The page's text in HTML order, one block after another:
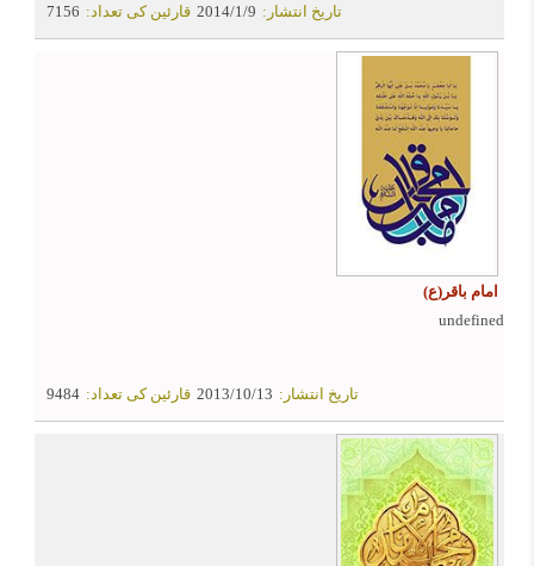
7156 قارئین کی تعداد: 2014/1/9 تاریخ انتشار:
امام باقر(ع)
undefined
9484 قارئین کی تعداد: 2013/10/13 تاریخ انتشار: